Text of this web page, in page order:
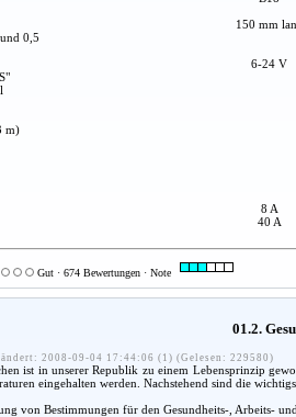
150 mm
0,5
6-24 V
m)
8 A
40 A
Gut · 674 Bewertungen · Note
01.2.
2008-09-04 17:44:06 (1) (Gelesen: 229580)
ist in unserer Republik zu einem Lebensprinzip
eingehalten werden. Nachstehend sind die
von Bestimmungen für den Gesundheits-, Arbeits-